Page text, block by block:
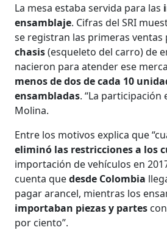
La mesa estaba servida para las
ensamblaje. Cifras del SRI
se registran las primeras
chasis(esqueleto del carro) de
nacieron para atender ese
menos de dos de cada 10
ensambladas. “La participación
Molina.
Entre los motivos explica que
eliminó las restricciones a los
importación de vehículos en
cuenta quedesde Colombia
pagar arancel, mientras los
importaban piezas y partes
por ciento”.